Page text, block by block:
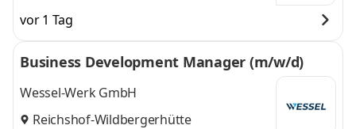
vor 1 Tag
Business Development Manager (m/w/d)
Wessel-Werk GmbH
Reichshof-Wildbergerhütte